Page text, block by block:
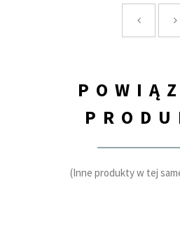
(Inne produkty w tej